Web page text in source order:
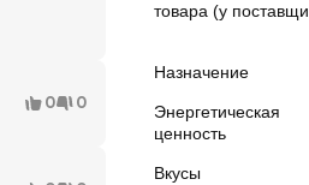
товара (у
Назначение
Энергетическая
ценность
Вкусы
0 0